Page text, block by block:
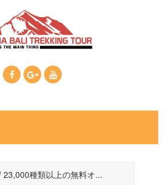
23,000種類以上の無料オ...